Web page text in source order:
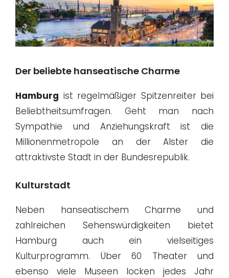
Der beliebte hanseatische Charme
Hamburg ist regelmäßiger Spitzenreiter bei
Beliebtheitsumfragen. Geht man nach
Sympathie und Anziehungskraft ist die
Millionenmetropole an der Alster die
attraktivste Stadt in der Bundesrepublik.
Kulturstadt
Neben hanseatischem Charme und
zahlreichen Sehenswürdigkeiten bietet
Hamburg auch ein vielseitiges
Kulturprogramm. Über 60 Theater und
ebenso viele Museen locken jedes Jahr